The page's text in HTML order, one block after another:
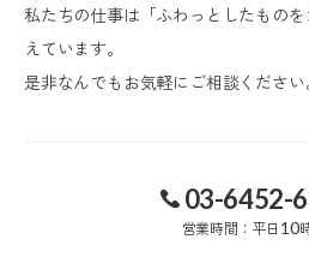
私たちの仕事は「ふわっとしたもの
えています。
是非なんでもお気軽にご相談ください
03-6452-
営業時間：平日 10